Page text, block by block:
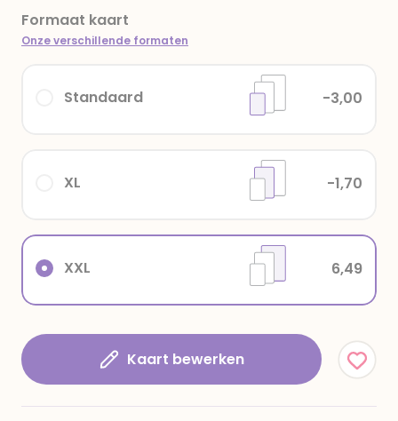
Formaat kaart
Onze verschillende formaten
XXL 6,49
XL -1,70
Standaard -3,00
Kaart bewerken